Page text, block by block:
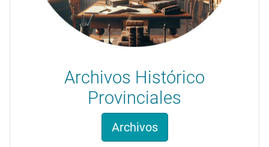
Archivos Histórico
Provinciales
Archivos